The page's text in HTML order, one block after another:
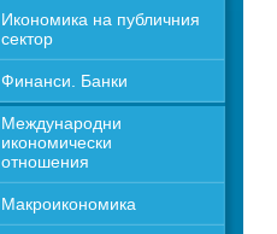
Икономика на публичния
сектор
Финанси. Банки
Международни
икономически
отношения
Макроикономика